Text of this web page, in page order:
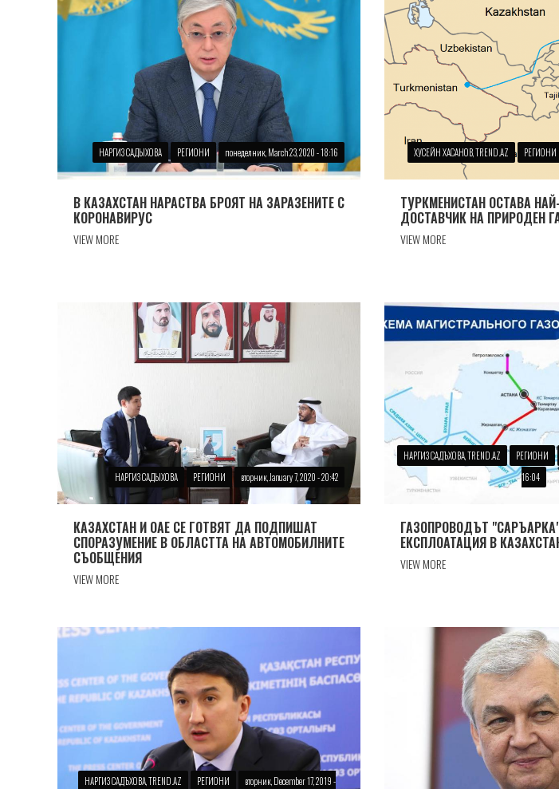
НАРГИЗ САДЫХОВА РЕГИОНИ понеделник, March 23, 2020 - 18:16
В КАЗАХСТАН НАРАСТВА БРОЯТ НА ЗАРАЗЕНИТЕ С
КОРОНАВИРУС
VIEW MORE
ХУСЕЙН ХАСАНОВ, TREND.AZ РЕГИОНИ
ТУРКМЕНИСТАН ОСТАВА
ДОСТАВЧИК НА ПРИРОДЕН
VIEW MORE
НАРГИЗ САДЫХОВА РЕГИОНИ вторник, January 7, 2020 - 20:42
КАЗАХСТАН И ОАЕ СЕ ГОТВЯТ ДА ПОДПИШАТ
СПОРАЗУМЕНИЕ В ОБЛАСТТА НА АВТОМОБИЛНИТЕ
СЪОБЩЕНИЯ
VIEW MORE
НАРГИЗ САДЪХОВА, TREND.AZ РЕГИОНИ
16:04
ГАЗОПРОВОДЪТ
ЕКСПЛОАТАЦИЯ В
VIEW MORE
НАРГИЗ САДЪХОВА, TREND.AZ РЕГИОНИ
вторник, December 17, 2019 -